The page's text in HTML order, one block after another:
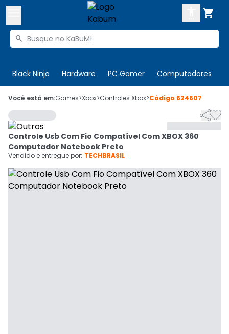

Buscar produtos

Black Ninja Hardware PC Gamer Computadores
 Olá. Acesse sua conta
 Departamentos
Cupons
Ativar tradutor em libras
CADASTRE-SE
Você está em:Games>Xbox>Controles Xbox>Código 624607

Controle Usb Com Fio Compatível Com XBOX 360
Computador Notebook Preto
Vendido e entregue por: TECHBRASIL